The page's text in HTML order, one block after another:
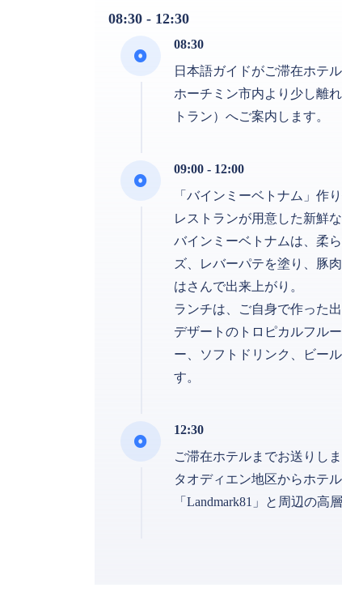
08:30 - 12:30
08:30
日本語ガイドがご滞在ホテ
ホーチミン市内より少し離
トラン）へご案内します。
09:00 - 12:00
「バインミーベトナム」作
レストランが用意した新鮮
バインミーベトナムは、柔
ズ、レバーパテを塗り、豚
はさんで出来上がり。
ランチは、ご自身で作った
デザートのトロピカルフル
ー、ソフトドリンク、ビー
す。
12:30
ご滞在ホテルまでお送りし
タオディエン地区からホテ
「Landmark81」と周辺の高